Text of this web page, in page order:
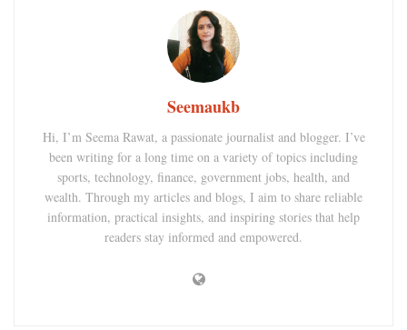
Seemaukb
Hi, I’m Seema Rawat, a passionate journalist and blogger. I’ve
been writing for a long time on a variety of topics including
sports, technology, finance, government jobs, health, and
wealth. Through my articles and blogs, I aim to share reliable
information, practical insights, and inspiring stories that help
readers stay informed and empowered.